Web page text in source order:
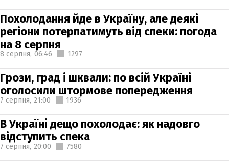
Похолодання йде в Україну, але деякі
регіони потерпатимуть від спеки: погода
на 8 серпня
8 серпня, 06:46 1297
Грози, град і шквали: по всій Україні
оголосили штормове попередження
7 серпня, 21:00 1936
В Україні дещо похолодає: як надовго
відступить спека
7 серпня, 20:00 7580